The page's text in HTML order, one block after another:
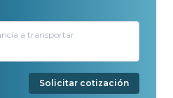
Solicitar cotización